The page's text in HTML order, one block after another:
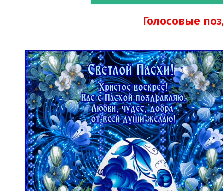
Голосовые